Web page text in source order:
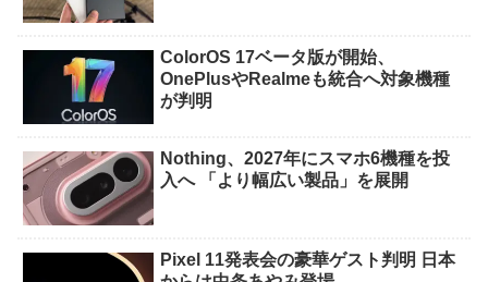
ColorOS 17ベータ版が開始、
OnePlusやRealmeも統合へ対象機種
が判明
Nothing、2027年にスマホ6機種を投
入へ 「より幅広い製品」を展開
Pixel 11発表会の豪華ゲスト判明 日本